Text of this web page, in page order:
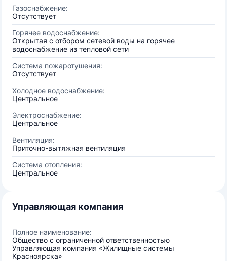
Газоснабжение:
Отсутствует
Горячее водоснабжение:
Открытая с отбором сетевой воды на горячее
водоснабжение из тепловой сети
Система пожаротушения:
Отсутствует
Холодное водоснабжение:
Центральное
Электроснабжение:
Центральное
Вентиляция:
Приточно-вытяжная вентиляция
Система отопления:
Центральное
Управляющая компания
Полное наименование:
Общество с ограниченной ответственностью
Управляющая компания «Жилищные системы
Красноярска»